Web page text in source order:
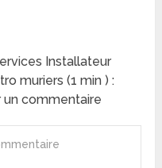
Installateur
muriers (1 min ) :
un commentaire